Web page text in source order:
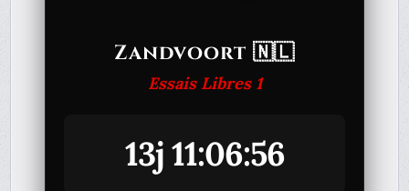
Zandvoort 🇳🇱
Essais Libres 1
13j 11:06:56